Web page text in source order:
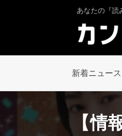
あなたの『読
新着ニュース
【